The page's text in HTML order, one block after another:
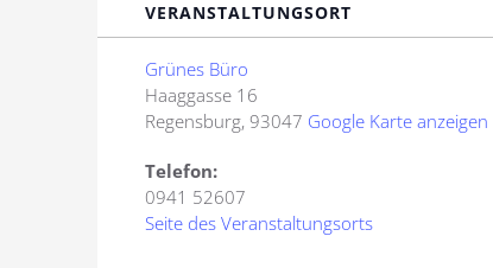
VERANSTALTUNGSORT
Grünes Büro
Haaggasse 16
Regensburg, 93047 Google Karte anzeigen
Telefon:
0941 52607
Seite des Veranstaltungsorts